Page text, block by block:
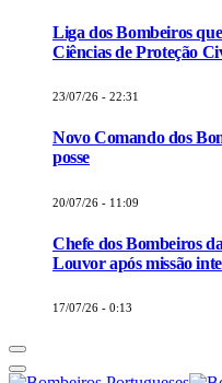
Liga dos Bombeiros
Ciências de Proteção
23/07/26 - 22:31
Novo Comando dos
posse
20/07/26 - 11:09
Chefe dos Bombeiros
Louvor após missão
17/07/26 - 0:13